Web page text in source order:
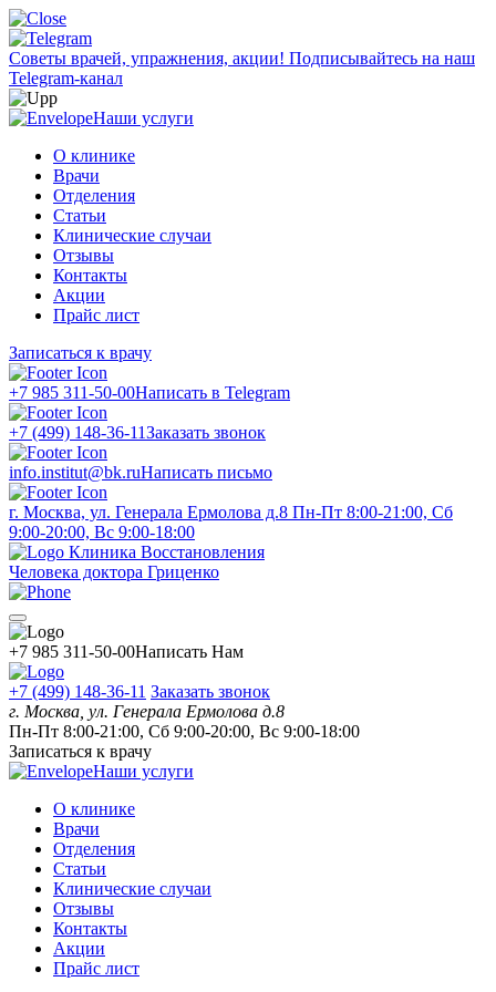
Советы врачей, упражнения, акции! Подписывайтесь на наш
Telegram-канал
Наши услуги
О клинике
Врачи
Отделения
Статьи
Клинические случаи
Отзывы
Контакты
Акции
Прайс лист
Записаться к врачу
+7 985 311-50-00Написать в Telegram
+7 (499) 148-36-11Заказать звонок
info.institut@bk.ruНаписать письмо
г. Москва, ул. Генерала Ермолова д.8 Пн-Пт 8:00-21:00, Сб
9:00-20:00, Вс 9:00-18:00
Клиника Восстановления
Человека доктора Гриценко
+7 985 311-50-00Написать Нам
+7 (499) 148-36-11 Заказать звонок
г. Москва, ул. Генерала Ермолова д.8
Пн-Пт 8:00-21:00, Сб 9:00-20:00, Вс 9:00-18:00
Записаться к врачу
Наши услуги
О клинике
Врачи
Отделения
Статьи
Клинические случаи
Отзывы
Контакты
Акции
Прайс лист